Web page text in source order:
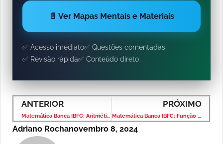
📄 Ver Mapas Mentais e Materiais
✅ Acesso imediato✅ Questões comentadas
✅ Revisão rápida✅ Conteúdo direto
ANTERIOR
Matemática Banca IBFC: Aritmética e Problemas – Questão Comentada
PRÓXIMO
Matemática Banca IBFC: Função Exponencial – Questão Comentada
Adriano Rochanovembro 8, 2024